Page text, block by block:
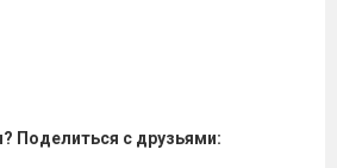
Поделиться с друзьями: